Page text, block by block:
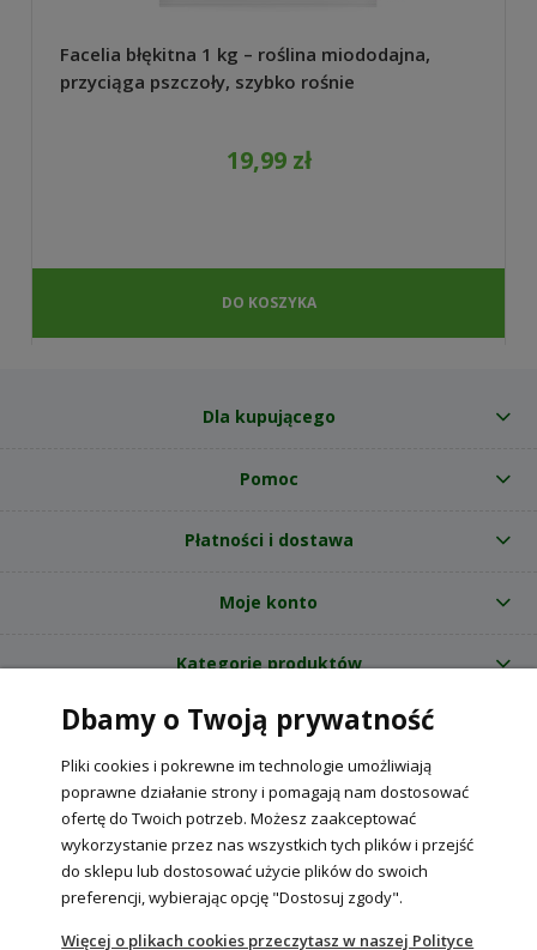
Facelia błękitna 1 kg – roślina miododajna,
przyciąga pszczoły, szybko rośnie
19,99 zł
DO KOSZYKA
Dla kupującego
Pomoc
Płatności i dostawa
Moje konto
Kategorie produktów
O nas
Internetowy sklep ogrodniczy z nasionami RajOgrodnika.pl
NIP: 6090037061, REGON: 260240470 | Czarnca, ul. Tęczowa 31, 29-100
Włoszczowa
POKAŻ PEŁNĄ WERSJĘ STRONY
Dbamy o Twoją prywatność
Pliki cookies i pokrewne im technologie umożliwiają
poprawne działanie strony i pomagają nam dostosować
ofertę do Twoich potrzeb. Możesz zaakceptować
wykorzystanie przez nas wszystkich tych plików i przejść
do sklepu lub dostosować użycie plików do swoich
preferencji, wybierając opcję "Dostosuj zgody".
Więcej o plikach cookies przeczytasz w naszej Polityce